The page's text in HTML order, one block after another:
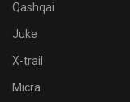
Qashqai
Juke
X-trail
Micra